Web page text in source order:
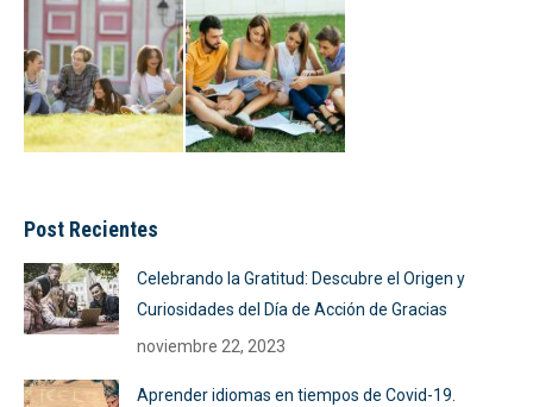
Post Recientes
Celebrando la Gratitud: Descubre el Origen y
Curiosidades del Día de Acción de Gracias
noviembre 22, 2023
Aprender idiomas en tiempos de Covid-19.